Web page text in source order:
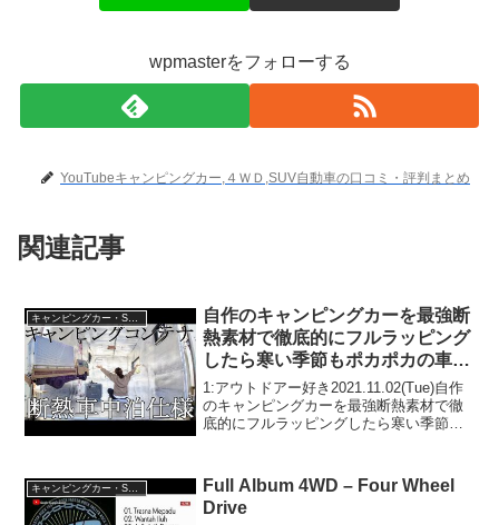
wpmasterをフォローする
YouTubeキャンピングカー,４ＷＤ,SUV自動車の口コミ・評判まとめ
関連記事
キャンピングカー・SUV人気車種
自作のキャンピングカーを最強断
熱素材で徹底的にフルラッピング
したら寒い季節もポカポカの車中
泊仕様になった【キャンピングカ
ーシェル製作⑥】DIY TRUCK
CAMPER build
1:アウトドアー好き2021.11.02(Tue)自作
のキャンピングカーを最強断熱素材で徹
底的にフルラッピングしたら寒い季節も
CAMPER buildって人気で...
Full Album 4WD – Four Wheel
Drive